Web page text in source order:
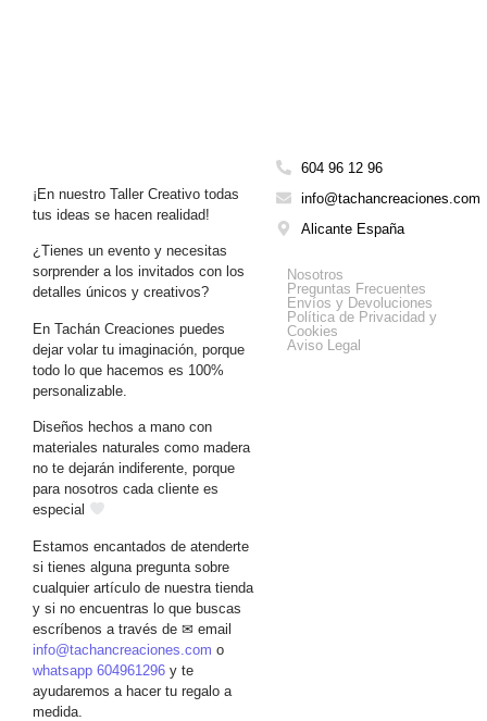
¡En nuestro Taller Creativo todas
tus ideas se hacen realidad!
¿Tienes un evento y necesitas
sorprender a los invitados con los
detalles únicos y creativos?
En Tachán Creaciones puedes
dejar volar tu imaginación, porque
todo lo que hacemos es 100%
personalizable.
Diseños hechos a mano con
materiales naturales como madera
no te dejarán indiferente, porque
para nosotros cada cliente es
especial
Estamos encantados de atenderte
si tienes alguna pregunta sobre
cualquier artículo de nuestra tienda
y si no encuentras lo que buscas
escríbenos a través de ✉ email
info@tachancreaciones.com o
whatsapp 604961296 y te
ayudaremos a hacer tu regalo a
medida.
604 96 12 96
info@tachancreaciones.com
Alicante España
Nosotros
Preguntas Frecuentes
Envíos y Devoluciones
Política de Privacidad y
Cookies
Aviso Legal